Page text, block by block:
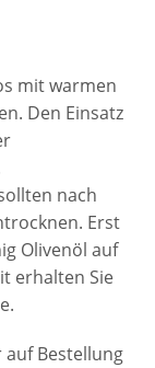
mit warmen
Den Einsatz
nach
Erst
Olivenöl auf
erhalten Sie
Bestellung